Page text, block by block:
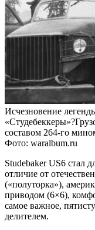
Исчезновение
составом 264-го
Фото: waralbum.ru
Studebaker US6 стал
отличие от
(«полуторка»),
приводом (6×6),
самое важное,
делителем.